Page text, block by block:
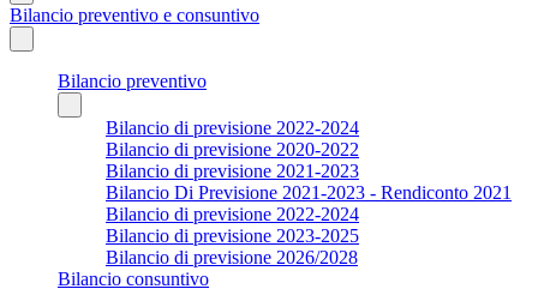
Bilancio preventivo e consuntivo
Bilancio preventivo
Bilancio di previsione 2022-2024
Bilancio di previsione 2020-2022
Bilancio di previsione 2021-2023
Bilancio Di Previsione 2021-2023 - Rendiconto 2021
Bilancio di previsione 2022-2024
Bilancio di previsione 2023-2025
Bilancio di previsione 2026/2028
Bilancio consuntivo